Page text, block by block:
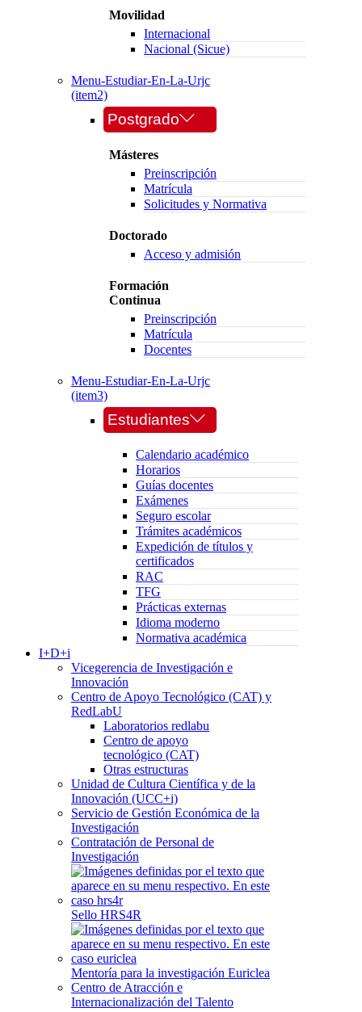
Movilidad
Internacional
Nacional (Sicue)
Menu-Estudiar-En-La-Urjc
(item2)
Postgrado
Másteres
Preinscripción
Matrícula
Solicitudes y Normativa
Doctorado
Acceso y admisión
Formación
Continua
Preinscripción
Matrícula
Docentes
Menu-Estudiar-En-La-Urjc
(item3)
Estudiantes
Calendario académico
Horarios
Guías docentes
Exámenes
Seguro escolar
Trámites académicos
Expedición de títulos y
certificados
RAC
TFG
Prácticas externas
Idioma moderno
Normativa académica
I+D+i
Vicegerencia de Investigación e
Innovación
Centro de Apoyo Tecnológico (CAT) y
RedLabU
Laboratorios redlabu
Centro de apoyo
tecnológico (CAT)
Otras estructuras
Unidad de Cultura Científica y de la
Innovación (UCC+i)
Servicio de Gestión Económica de la
Investigación
Contratación de Personal de
Investigación
Sello HRS4R
Mentoría para la investigación Euriclea
Centro de Atracción e
Internacionalización del Talento